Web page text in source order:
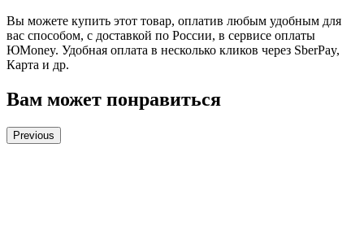
Вы можете купить этот товар, оплатив любым удобным для
вас способом, с доставкой по России, в сервисе оплаты
ЮMoney. Удобная оплата в несколько кликов через SberPay,
Карта и др.
Вам может понравиться
Previous